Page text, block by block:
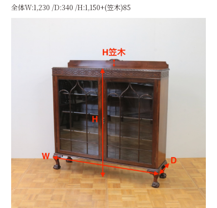
全体W:1,230 /D:340 /H:1,150+(笠木)85